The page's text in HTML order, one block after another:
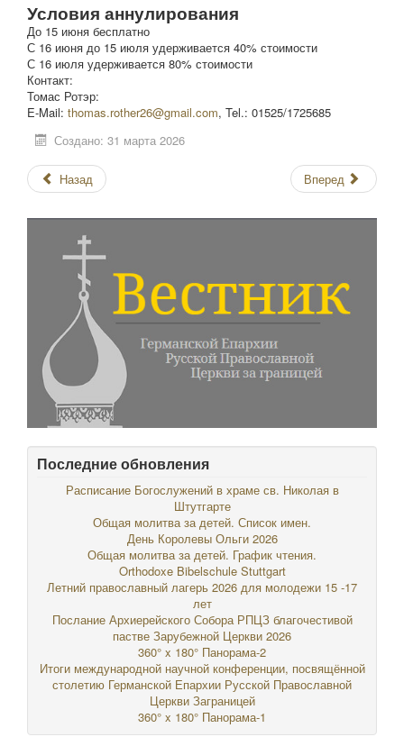
Условия аннулирования
До 15 июня бесплатно
С 16 июня до 15 июля удерживается 40% стоимости
С 16 июля удерживается 80% стоимости
Контакт:
Томас Ротэр:
E-Mail: thomas.rother26@gmail.com, Tel.: 01525/1725685
Создано: 31 марта 2026
Назад Вперед
Последние обновления
Расписание Богослужений в храме св. Николая в
Штутгарте
Общая молитва за детей. Список имен.
День Королевы Ольги 2026
Общая молитва за детей. График чтения.
Orthodoxe Bibelschule Stuttgart
Летний православный лагерь 2026 для молодежи 15 -17
лет
Послание Архиерейского Собора РПЦЗ благочестивой
пастве Зарубежной Церкви 2026
360° x 180° Панорама-2
Итоги международной научной конференции, посвящённой
столетию Германской Епархии Русской Православной
Церкви Заграницей
360° x 180° Панорама-1